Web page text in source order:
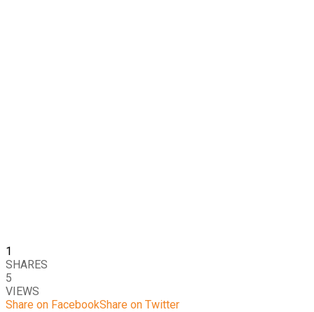
1
SHARES
5
VIEWS
Share on FacebookShare on Twitter